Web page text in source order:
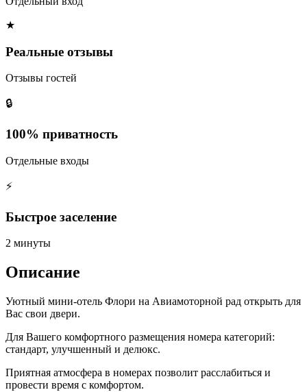
★
Реальные отзывы
Отзывы гостей
🔒
100% приватность
Отдельные входы
⚡
Быстрое заселение
2 минуты
Описание
Уютный мини-отель Флори на Авиамоторной рад открыть для
Вас свои двери.
Для Вашего комфортного размещения номера категорий:
стандарт, улучшенный и делюкс.
Приятная атмосфера в номерах позволит расслабиться и
провести время с комфортом.